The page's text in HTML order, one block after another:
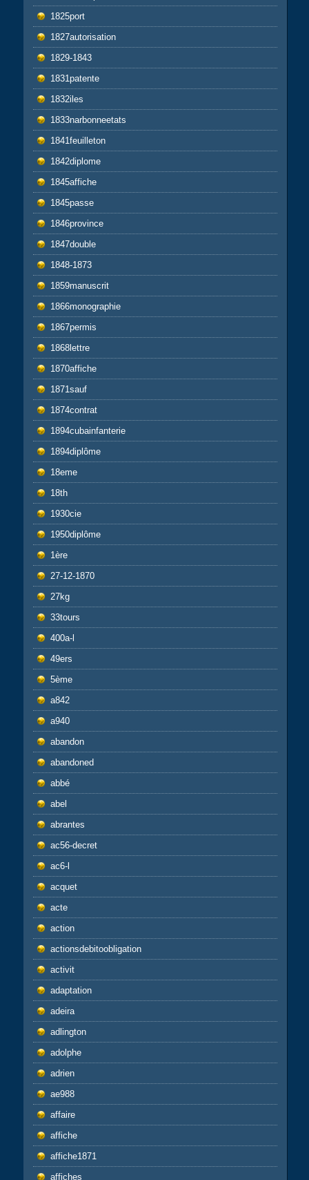
1825port
1827autorisation
1829-1843
1831patente
1832iles
1833narbonneetats
1841feuilleton
1842diplome
1845affiche
1845passe
1846province
1847double
1848-1873
1859manuscrit
1866monographie
1867permis
1868lettre
1870affiche
1871sauf
1874contrat
1894cubainfanterie
1894diplôme
18eme
18th
1930cie
1950diplôme
1ère
27-12-1870
27kg
33tours
400a-l
49ers
5ème
a842
a940
abandon
abandoned
abbé
abel
abrantes
ac56-decret
ac6-l
acquet
acte
action
actionsdebitoobligation
activit
adaptation
adeira
adlington
adolphe
adrien
ae988
affaire
affiche
affiche1871
affiches